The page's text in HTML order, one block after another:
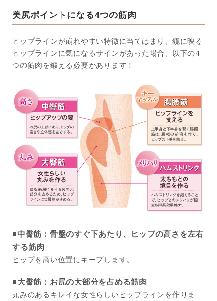
美尻ポイントになる4つの筋肉
ヒップラインが崩れやすい特徴に当てはまり、鏡に映る
ヒップラインに気になるサインがあった場合、以下の4
つの筋肉を鍛える必要があります！
■中臀筋：骨盤のすぐ下あたり、ヒップの高さを左右
する筋肉
ヒップを高い位置にキープします。
■大臀筋：お尻の大部分を占める筋肉
丸みのあるキレイな女性らしいヒップラインを作りま